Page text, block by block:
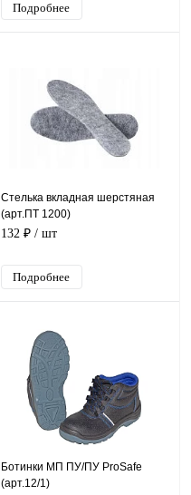
Подробнее
Стелька вкладная шерстяная
(арт.ПТ 1200)
132 ₽ / шт
Подробнее
Ботинки МП ПУ/ПУ ProSafe
(арт.12/1)